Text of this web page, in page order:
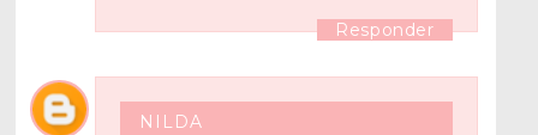
Responder
NILDA